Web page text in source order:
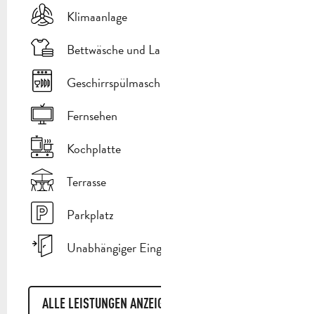
Klimaanlage
Bettwäsche und Laken
Geschirrspülmaschine
Fernsehen
Kochplatte
Terrasse
Parkplatz
Unabhängiger Eingang
ALLE LEISTUNGEN ANZEIGEN